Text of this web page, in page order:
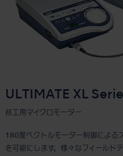
ULTIMATE XL
技工用マイクロモーター
180度ベクトルモーター制御による
を可能にします。様々なフィールド